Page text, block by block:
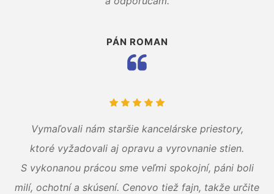
PÁN ROMAN
Vymaľovali nám staršie kancelárske priestory,
ktoré vyžadovali aj opravu a vyrovnanie stien.
S vykonanou prácou sme veľmi spokojní, páni boli
milí, ochotní a skúsení. Cenovo tiež fajn, takže určite